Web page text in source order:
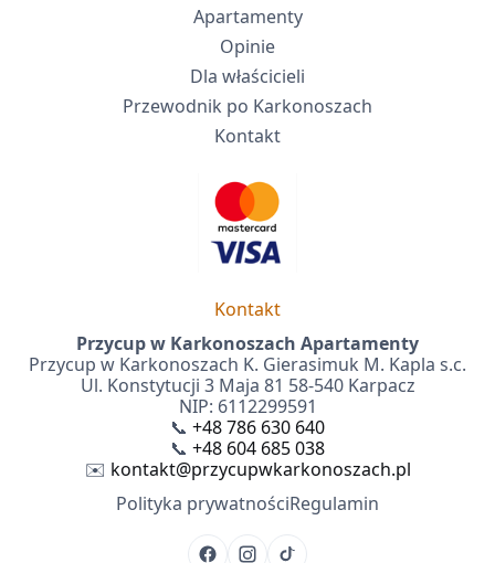
Apartamenty
Opinie
Dla właścicieli
Przewodnik po Karkonoszach
Kontakt
Kontakt
Przycup w Karkonoszach Apartamenty
Przycup w Karkonoszach K. Gierasimuk M. Kapla s.c.
Ul. Konstytucji 3 Maja 81 58-540 Karpacz
NIP: 6112299591
📞 +48 786 630 640
📞 +48 604 685 038
✉️ kontakt@przycupwkarkonoszach.pl
Polityka prywatnościRegulamin